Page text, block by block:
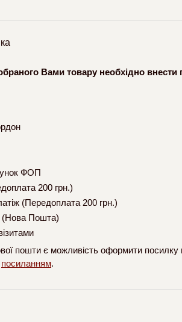
Вами товару необхідно внести
ФОП
200 грн.)
(Передоплата 200 грн.)
Пошта)
пошти є можливість оформити посилку
посиланням.